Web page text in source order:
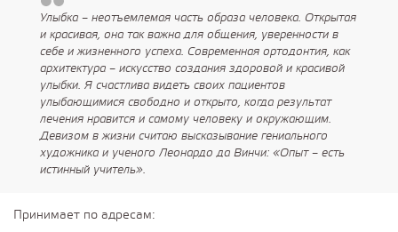
Улыбка – неотъемлемая часть образа человека. Открытая
и красивая, она так важна для общения, уверенности в
себе и жизненного успеха. Современная ортодонтия, как
архитектура – искусство создания здоровой и красивой
улыбки. Я счастлива видеть своих пациентов
улыбающимися свободно и открыто, когда результат
лечения нравится и самому человеку и окружающим.
Девизом в жизни считаю высказывание гениального
художника и ученого Леонардо да Винчи: «Опыт – есть
истинный учитель».
Принимает по адресам: